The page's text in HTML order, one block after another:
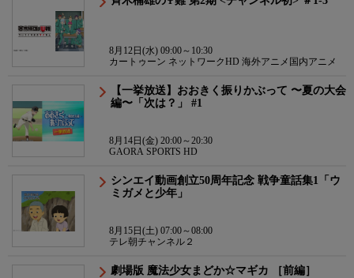
8月12日(水) 09:00～10:30
カートゥーン ネットワークHD 海外アニメ国内アニメ
【一挙放送】おおきく振りかぶって 〜夏の大会
編〜「次は？」 #1
8月14日(金) 20:00～20:30
GAORA SPORTS HD
シンエイ動画創立50周年記念 戦争童話集1「ウ
ミガメと少年」
8月15日(土) 07:00～08:00
テレ朝チャンネル２
劇場版 魔法少女まどか☆マギカ ［前編］